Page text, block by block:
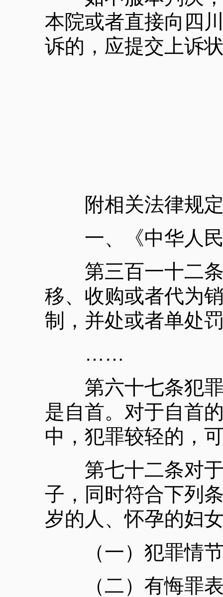
本院或者直接向四
诉的，应提交上诉
附相关法律规
一、《中华人民
第三百一十二条
移、收购或者代为
制，并处或者单处
……
第六十七条犯罪
是自首。对于自首
中，犯罪较轻的，
第七十二条对于
子，同时符合下列
岁的人、怀孕的妇
（一）犯罪情节
（二）有悔罪表